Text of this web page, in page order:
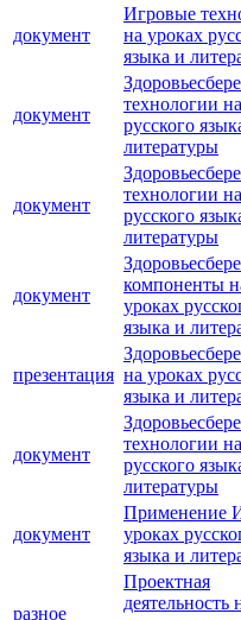
документ
Игровые
на уроках
языка и
документ
технологии
русского
литературы
документ
технологии
русского
литературы
документ
компоненты
уроках
языка и
презентация на уроках
языка и
документ
технологии
русского
литературы
документ
Применение
уроках
языка и
разное
Проектная
деятельность